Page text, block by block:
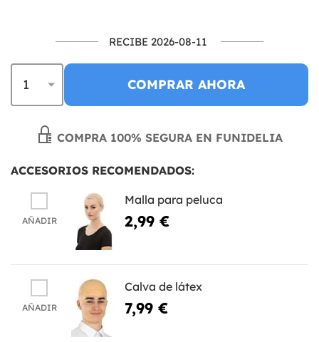
RECIBE 2026-08-11
COMPRAR AHORA
COMPRA 100% SEGURA EN FUNIDELIA
ACCESORIOS RECOMENDADOS:
AÑADIR
Malla para peluca
2,99 €
AÑADIR
Calva de látex
7,99 €